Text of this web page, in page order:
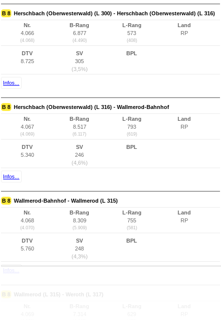
B 8 Herschbach (Oberwesterwald) (L 300) - Herschbach (Oberwesterwald) (L 316)
Nr.
4.066
(4.068)
B-Rang
6.877
(4.490)
L-Rang
573
(408)
Land
RP
DTV
8.725
SV
305
(3,5%)
BPL
Infos...
B 8 Herschbach (Oberwesterwald) (L 316) - Wallmerod-Bahnhof
Nr.
4.067
(4.069)
B-Rang
8.517
(6.117)
L-Rang
793
(619)
Land
RP
DTV
5.340
SV
246
(4,6%)
BPL
Infos...
B 8 Wallmerod-Bahnhof - Wallmerod (L 315)
Nr.
4.068
(4.070)
B-Rang
8.309
(5.909)
L-Rang
755
(581)
Land
RP
DTV
5.760
SV
248
(4,3%)
BPL
Infos...
B 8 Wallmerod (L 315) - Weroth (L 317)